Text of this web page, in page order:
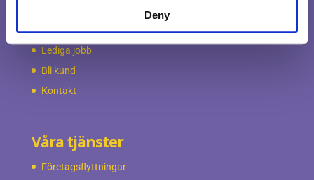
Deny
Frågor & Svar
Lediga jobb
Bli kund
Kontakt
Våra tjänster
Företagsflyttningar